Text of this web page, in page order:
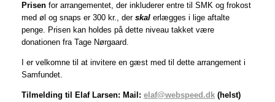
Prisen for arrangementet, der inkluderer entre til SMK og frokost
med øl og snaps er 300 kr., der skal erlægges i lige aftalte
penge. Prisen kan holdes på dette niveau takket være
donationen fra Tage Nørgaard.
I er velkomne til at invitere en gæst med til dette arrangement i
Samfundet.
Tilmelding til Elaf Larsen: Mail: elaf@webspeed.dk (helst)